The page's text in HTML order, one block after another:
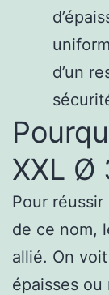
d’un
XXL Ø
Pour réussir
de ce nom,
allié. On
épaisses